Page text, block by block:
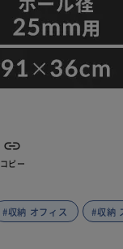
コピー
#収納 オフィス #収納